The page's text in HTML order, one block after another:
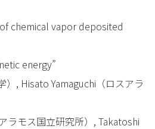
chemical vapor deposited
energy”
）, Hisato Yamaguchi（ロスアラ
ラモス国立研究所）, Takatoshi